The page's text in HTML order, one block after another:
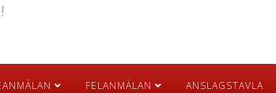
FELANMÄLAN ANSLAGSTAVLA